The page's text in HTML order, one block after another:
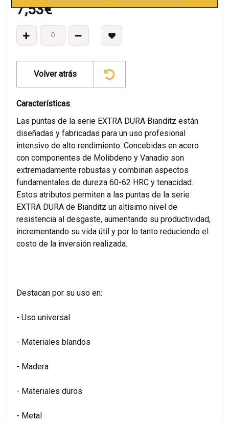
7,53€
Volver atrás
Características:
Las puntas de la serie EXTRA DURA Bianditz están
diseñadas y fabricadas para un uso profesional
intensivo de alto rendimiento. Concebidas en acero
con componentes de Molibdeno y Vanadio son
extremadamente robustas y combinan aspectos
fundamentales de dureza 60-62 HRC y tenacidad.
Estos atributos permiten a las puntas de la serie
EXTRA DURA de Bianditz un altísimo nivel de
resistencia al desgaste, aumentando su productividad,
incrementando su vida útil y por lo tanto reduciendo el
costo de la inversión realizada.
Destacan por su uso en:
- Uso universal
- Materiales blandos
- Madera
- Materiales duros
- Metal